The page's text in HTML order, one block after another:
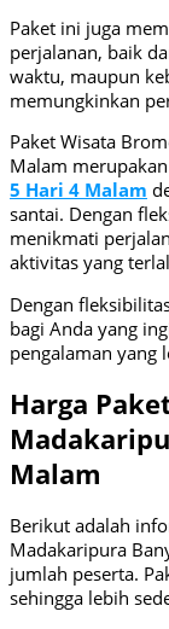
Paket ini juga
perjalanan, baik
waktu, maupun
memungkinkan
Paket Wisata
Malam
5 Hari 4 Malam
santai. Dengan
menikmati
aktivitas yang
Dengan
bagi Anda yang
pengalaman yang
Harga
Malam
Berikut adalah
Madakaripura
jumlah peserta.
sehingga lebih